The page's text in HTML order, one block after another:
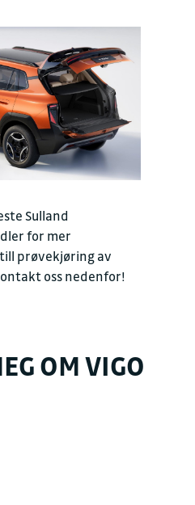
Sulland
for mer
prøvekjøring av
oss nedenfor!
OM VIGO